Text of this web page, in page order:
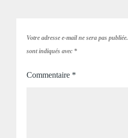
Votre adresse e-mail ne sera pas publiée.
sont indiqués avec *
Commentaire *